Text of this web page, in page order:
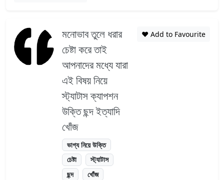
মনোভাব তুলে ধরার
চেষ্টা করে তাই
আপনাদের মধ্যে যারা
এই বিষয় নিয়ে
স্ট্যাটাস ক্যাপশন
উক্তি ছন্দ ইত্যাদি
খোঁজ
ভাগ্য নিয়ে উক্তি
চেষ্টা
স্ট্যাটাস
ছন্দ
খোঁজ
❤️ Add to Favourite